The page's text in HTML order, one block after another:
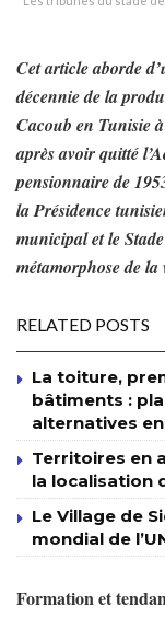
Cet article aborde
décennie de la
Cacoub en Tunisie
après avoir quitté
pensionnaire de
la Présidence
municipal et le
métamorphose de
RELATED POSTS
La toiture,
bâtiments :
alternatives
Territoires en
la localisation
Le Village de
mondial de
Formation et